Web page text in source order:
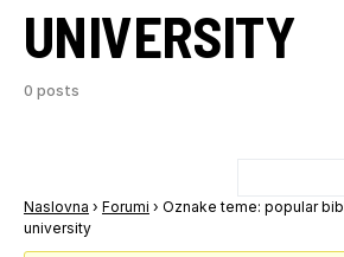
UNIVERSITY
0 posts
Naslovna › Forumi › Oznake teme: popular
university